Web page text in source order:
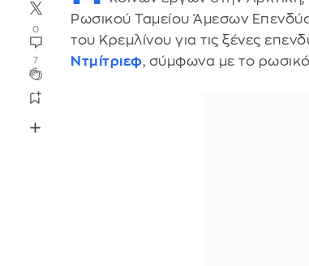
0
7
Ρωσικού Ταμείου Άμεσων
του Κρεμλίνου για τις ξένες
Ντμίτριεφ, σύμφωνα με το